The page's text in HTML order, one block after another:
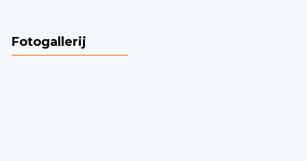
Fotogallerij